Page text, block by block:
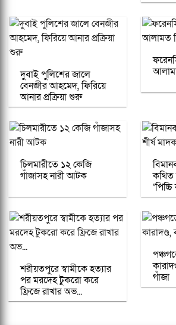
দুবাই পুলিশের জালে
বেনজীর আহমেদ, ফিরিয়ে
আনার প্রক্রিয়া শুরু
চিলমারীতে ১২ কেজি
গাঁজাসহ নারী আটক
কথিত
শরীয়তপুরে স্বামীকে হত্যার
পর মরদেহ টুকরো করে
ফ্রিজে রাখার অভ...
গাঁজা